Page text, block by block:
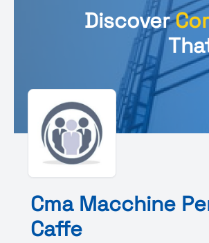
Discover
Cma Macchine
Caffe